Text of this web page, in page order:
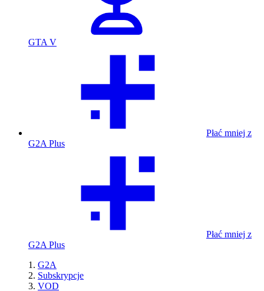
GTA V
Płać mniej z
G2A Plus
Płać mniej z
G2A Plus
G2A
Subskrypcje
VOD